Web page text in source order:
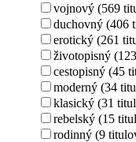
vojnový (569
duchovný (406
erotický (261
životopisný
cestopisný (45
moderný (34
klasický (31
rebelský (15
rodinný (9